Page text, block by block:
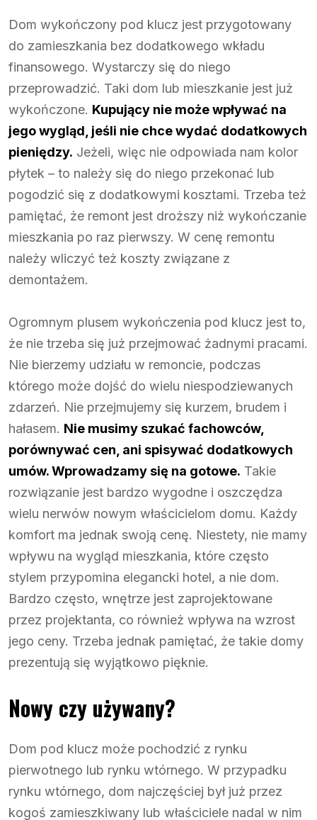
Dom wykończony pod klucz jest przygotowany
do zamieszkania bez dodatkowego wkładu
finansowego. Wystarczy się do niego
przeprowadzić. Taki dom lub mieszkanie jest już
wykończone. Kupujący nie może wpływać na
jego wygląd, jeśli nie chce wydać dodatkowych
pieniędzy. Jeżeli, więc nie odpowiada nam kolor
płytek – to należy się do niego przekonać lub
pogodzić się z dodatkowymi kosztami. Trzeba też
pamiętać, że remont jest droższy niż wykończanie
mieszkania po raz pierwszy. W cenę remontu
należy wliczyć też koszty związane z
demontażem.
Ogromnym plusem wykończenia pod klucz jest to,
że nie trzeba się już przejmować żadnymi pracami.
Nie bierzemy udziału w remoncie, podczas
którego może dojść do wielu niespodziewanych
zdarzeń. Nie przejmujemy się kurzem, brudem i
hałasem. Nie musimy szukać fachowców,
porównywać cen, ani spisywać dodatkowych
umów. Wprowadzamy się na gotowe. Takie
rozwiązanie jest bardzo wygodne i oszczędza
wielu nerwów nowym właścicielom domu. Każdy
komfort ma jednak swoją cenę. Niestety, nie mamy
wpływu na wygląd mieszkania, które często
stylem przypomina elegancki hotel, a nie dom.
Bardzo często, wnętrze jest zaprojektowane
przez projektanta, co również wpływa na wzrost
jego ceny. Trzeba jednak pamiętać, że takie domy
prezentują się wyjątkowo pięknie.
Nowy czy używany?
Dom pod klucz może pochodzić z rynku
pierwotnego lub rynku wtórnego. W przypadku
rynku wtórnego, dom najczęściej był już przez
kogoś zamieszkiwany lub właściciele nadal w nim